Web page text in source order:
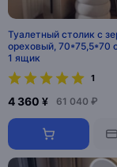
Туалетный столик с
ореховый, 70*75,5*70
1 ящик
1
4 360 ¥ 61 040 ₽